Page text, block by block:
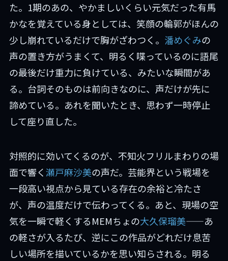
た。1期のあの、やかましいくらい元気だった有馬
かなを覚えている身としては、笑顔の輪郭がほんの
少し崩れているだけで胸がざわつく。 潘めぐみの
声の置き方がうまくて、明るく喋っているのに語尾
の最後だけ重力に負けている、みたいな瞬間があ
る。台詞そのものは前向きなのに、声だけが先に
諦めている。あれを聞いたとき、思わず一時停止
して座り直した。
対照的に効いてくるのが、不知火フリルまわりの場
面で響く瀬戸麻沙美の声だ。芸能界という戦場を
一段高い視点から見ている存在の余裕と冷たさ
が、声の温度だけで伝わってくる。あと、現場の空
気を一瞬で軽くするMEMちょの大久保瑠美——あ
の軽さが入るたび、逆にこの作品がどれだけ息苦
しい場所を描いているかを思い知らされる。明る